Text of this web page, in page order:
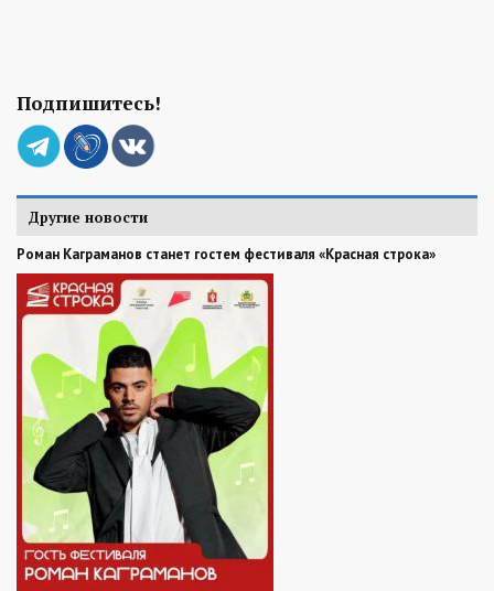
Подпишитесь!
Другие новости
Роман Каграманов станет гостем фестиваля «Красная строка»